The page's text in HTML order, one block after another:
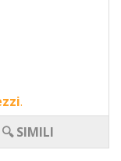
.
🔍 SIMILI